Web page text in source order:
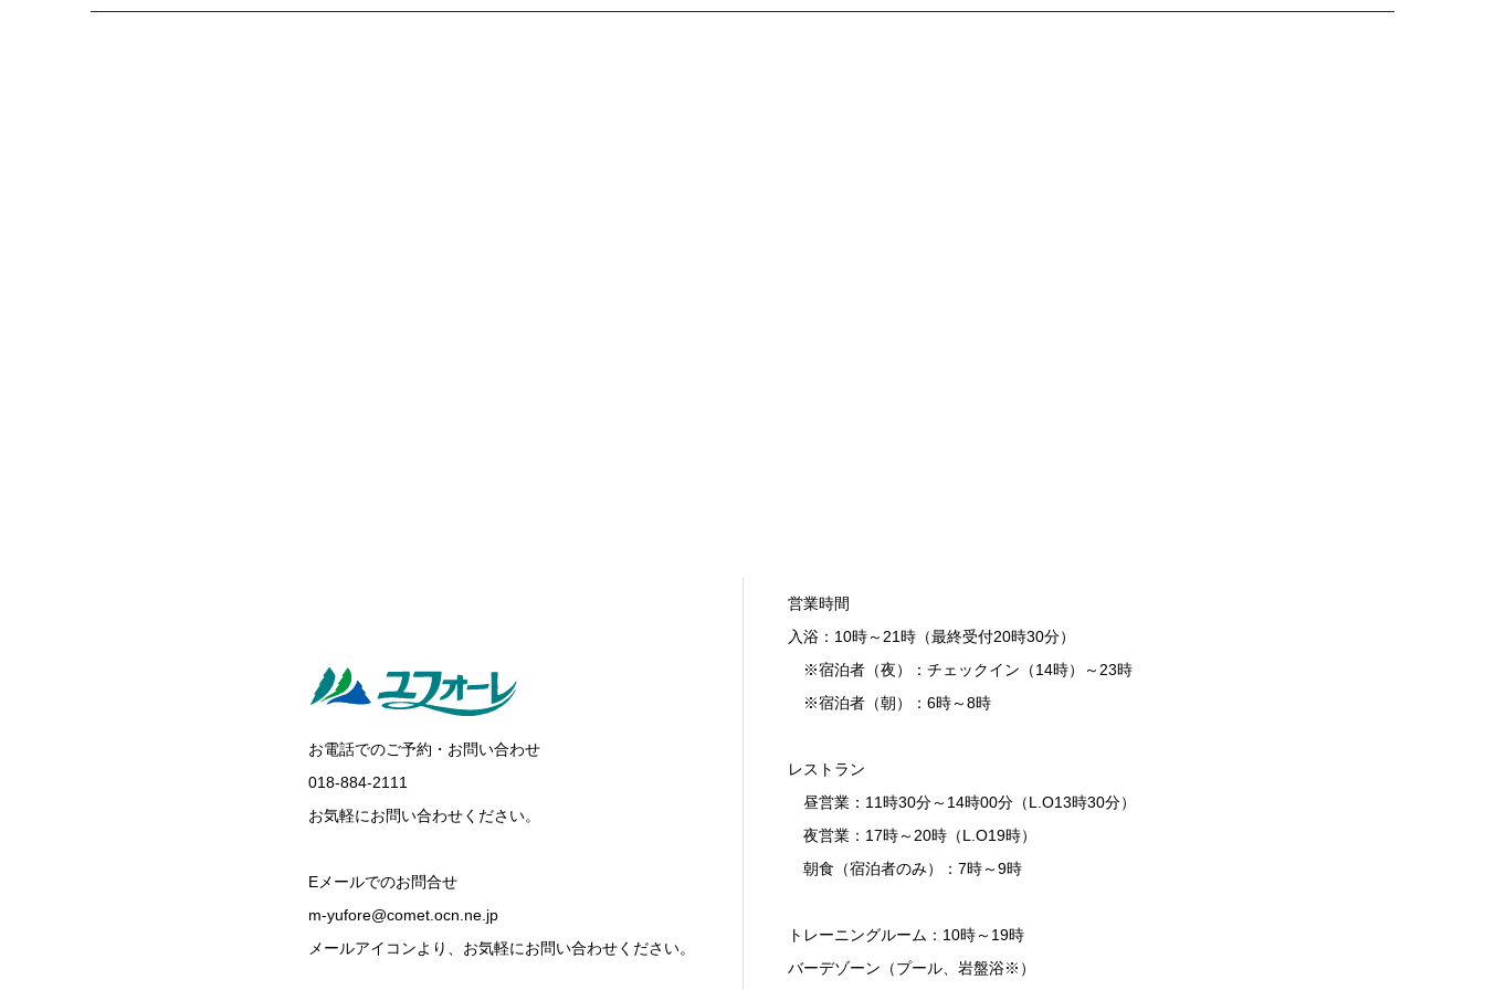
お電話でのご予約・お問い合わせ
018-884-2111
お気軽にお問い合わせください。
Eメールでのお問合せ
m-yufore@comet.ocn.ne.jp
メールアイコンより、お気軽にお問い合わせください。
営業時間
入浴：10時～21時（最終受付20時30分）
※宿泊者（夜）：チェックイン（14時）～23時
※宿泊者（朝）：6時～8時
レストラン
昼営業：11時30分～14時00分（L.O13時30分）
夜営業：17時～20時（L.O19時）
朝食（宿泊者のみ）：7時～9時
トレーニングルーム：10時～19時
バーデゾーン（プール、岩盤浴※）